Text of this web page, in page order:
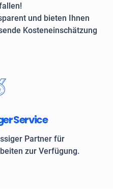
und bieten Ihnen
Kosteneinschätzung
Service
Partner für
zur Verfügung.